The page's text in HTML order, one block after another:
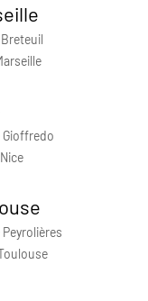
Gioffredo